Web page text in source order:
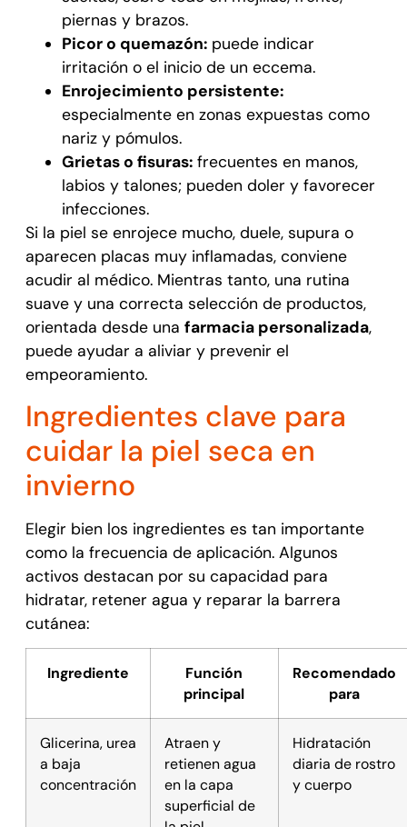
piernas y brazos.
Picor o quemazón:puede indicar
irritación o el inicio de un eccema.
Enrojecimiento persistente:
especialmente en zonas expuestas como
nariz y pómulos.
Grietas o fisuras:frecuentes en manos,
labios y talones; pueden doler y favorecer
infecciones.
Si la piel se enrojece mucho, duele, supura o
aparecen placas muy inflamadas, conviene
acudir al médico. Mientras tanto, una rutina
suave y una correcta selección de productos,
orientada desde una farmacia personalizada,
puede ayudar a aliviar y prevenir el
empeoramiento.
Ingredientes clave para
cuidar la piel seca en
invierno
Elegir bien los ingredientes es tan importante
como la frecuencia de aplicación. Algunos
activos destacan por su capacidad para
hidratar, retener agua y reparar la barrera
cutánea:
Ingrediente
Función
principal
Recomendado
para
Glicerina, urea
a baja
concentración
Atraen y
retienen agua
en la capa
superficial de
Hidratación
diaria de rostro
y cuerpo